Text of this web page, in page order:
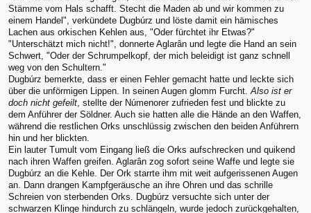
Stämme vom Hals schafft. Stecht die Maden ab und wir kommen zu
einem Handel", verkündete Dugbúrz und löste damit ein hämisches
Lachen aus orkischen Kehlen aus, "Oder fürchtet ihr Etwas?"
"Unterschätzt mich nicht!", donnerte Aglarân und legte die Hand an sein
Schwert, "Oder der Schrumpelkopf, der mich beleidigt ist ganz schnell
weg von den Schultern."
Dugbúrz bemerkte, dass er einen Fehler gemacht hatte und leckte sich
über die unförmigen Lippen. In seinen Augen glomm Furcht. Also ist er
doch nicht gefeilt , stellte der Númenorer zufrieden fest und blickte zu
dem Anführer der Söldner. Auch sie hatten alle die Hände an den Waffen,
während die restlichen Orks unschlüssig zwischen den beiden Anführern
hin und her blickten.
Ein lauter Tumult vom Eingang ließ die Orks aufschrecken und quikend
nach ihren Waffen greifen. Aglarân zog sofort seine Waffe und legte sie
Dugbúrz an die Kehle. Der Ork starrte ihm mit weit aufgerissenen Augen
an. Dann drangen Kampfgeräusche an ihre Ohren und das schrille
Schreien von sterbenden Orks. Dugbúrz versuchte sich unter der
schwarzen Klinge hindurch zu schlängeln, wurde jedoch zurückgehalten,